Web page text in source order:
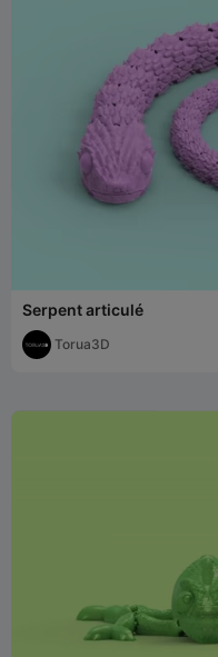
Serpent articulé
Torua3D